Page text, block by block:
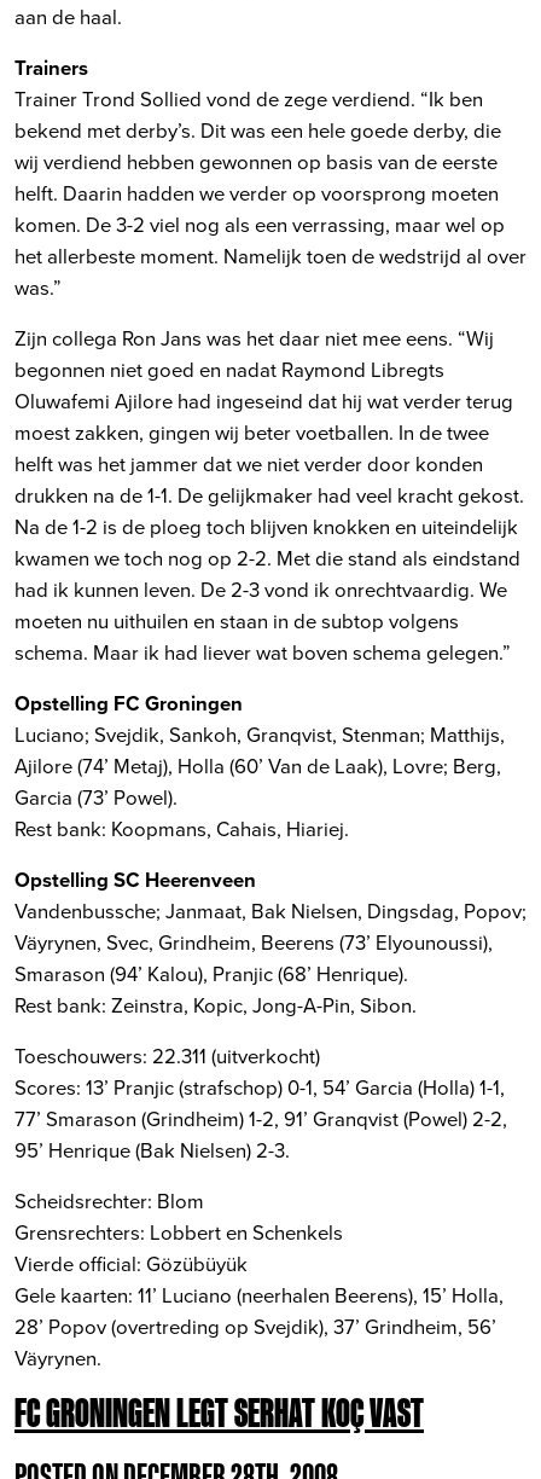
aan de haal.
Trainers
Trainer Trond Sollied vond de zege verdiend. “Ik ben
bekend met derby’s. Dit was een hele goede derby, die
wij verdiend hebben gewonnen op basis van de eerste
helft. Daarin hadden we verder op voorsprong moeten
komen. De 3-2 viel nog als een verrassing, maar wel op
het allerbeste moment. Namelijk toen de wedstrijd al over
was.”
Zijn collega Ron Jans was het daar niet mee eens. “Wij
begonnen niet goed en nadat Raymond Libregts
Oluwafemi Ajilore had ingeseind dat hij wat verder terug
moest zakken, gingen wij beter voetballen. In de twee
helft was het jammer dat we niet verder door konden
drukken na de 1-1. De gelijkmaker had veel kracht gekost.
Na de 1-2 is de ploeg toch blijven knokken en uiteindelijk
kwamen we toch nog op 2-2. Met die stand als eindstand
had ik kunnen leven. De 2-3 vond ik onrechtvaardig. We
moeten nu uithuilen en staan in de subtop volgens
schema. Maar ik had liever wat boven schema gelegen.”
Opstelling FC Groningen
Luciano; Svejdik, Sankoh, Granqvist, Stenman; Matthijs,
Ajilore (74’ Metaj), Holla (60’ Van de Laak), Lovre; Berg,
Garcia (73’ Powel).
Rest bank: Koopmans, Cahais, Hiariej.
Opstelling SC Heerenveen
Vandenbussche; Janmaat, Bak Nielsen, Dingsdag, Popov;
Väyrynen, Svec, Grindheim, Beerens (73’ Elyounoussi),
Smarason (94’ Kalou), Pranjic (68’ Henrique).
Rest bank: Zeinstra, Kopic, Jong-A-Pin, Sibon.
Toeschouwers: 22.311 (uitverkocht)
Scores: 13’ Pranjic (strafschop) 0-1, 54’ Garcia (Holla) 1-1,
77’ Smarason (Grindheim) 1-2, 91’ Granqvist (Powel) 2-2,
95’ Henrique (Bak Nielsen) 2-3.
Scheidsrechter: Blom
Grensrechters: Lobbert en Schenkels
Vierde official: Gözübüyük
Gele kaarten: 11’ Luciano (neerhalen Beerens), 15’ Holla,
28’ Popov (overtreding op Svejdik), 37’ Grindheim, 56’
Väyrynen.
FC GRONINGEN LEGT SERHAT KOÇ VAST